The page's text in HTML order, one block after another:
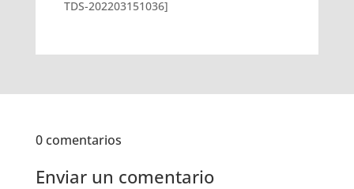
TDS-202203151036]
0 comentarios
Enviar un comentario